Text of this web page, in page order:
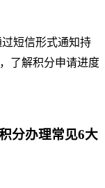
短信形式通知持
了解积分申请进度
分办理常见6大